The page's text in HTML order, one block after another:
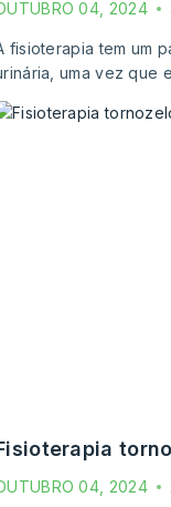
04, 2024
fisioterapia tem um
uma vez que
fisioterapia
04, 2024